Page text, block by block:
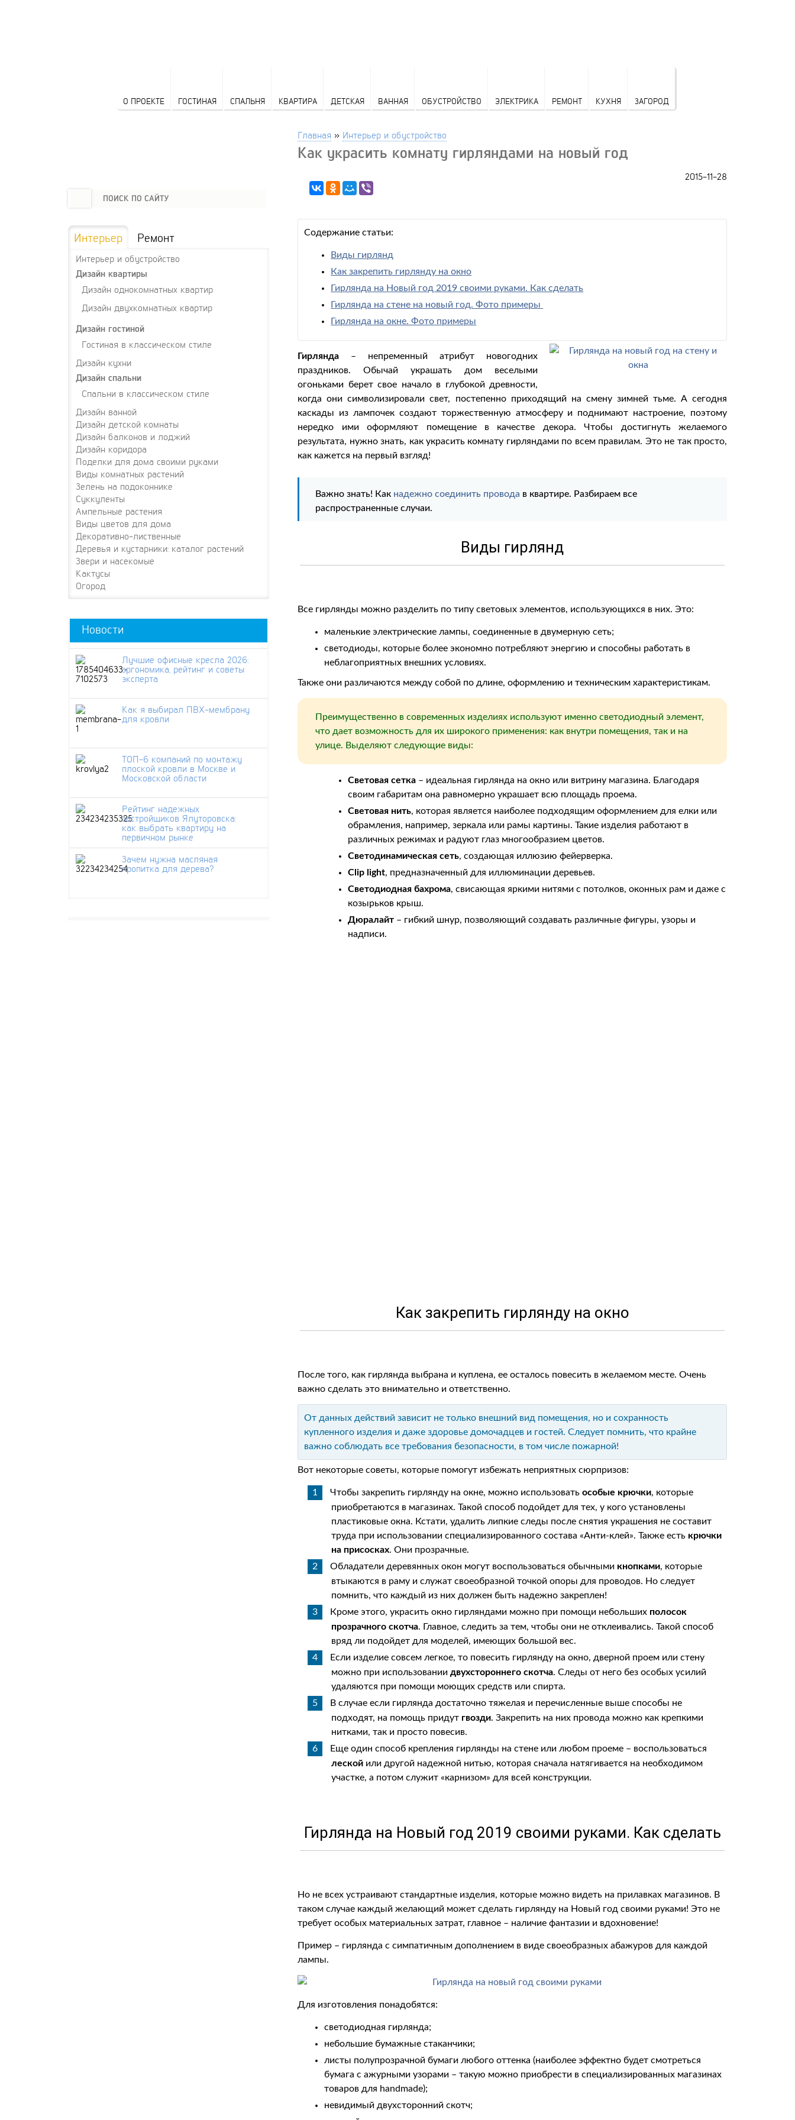
О ПРОЕКТЕ ГОСТИНАЯ СПАЛЬНЯ КВАРТИРА ДЕТСКАЯ ВАННАЯ ОБУСТРОЙСТВО ЭЛЕКТРИКА РЕМОНТ КУХНЯ ЗАГОРОД
Главная » Интерьер и обустройство
Как украсить комнату гирляндами на новый год
2015-11-28
Содержание статьи:
Виды гирлянд
Как закрепить гирлянду на окно
Гирлянда на Новый год 2019 своими руками. Как сделать
Гирлянда на стене на новый год. Фото примеры
Гирлянда на окне. Фото примеры
Гирлянда – непременный атрибут новогодних
праздников. Обычай украшать дом веселыми
огоньками берет свое начало в глубокой древности,
когда они символизировали свет, постепенно приходящий на смену зимней тьме. А сегодня
каскады из лампочек создают торжественную атмосферу и поднимают настроение, поэтому
нередко ими оформляют помещение в качестве декора. Чтобы достигнуть желаемого
результата, нужно знать, как украсить комнату гирляндами по всем правилам. Это не так просто,
как кажется на первый взгляд!
Важно знать! Как надежно соединить провода в квартире. Разбираем все
распространенные случаи.
Виды гирлянд
Все гирлянды можно разделить по типу световых элементов, использующихся в них. Это:
маленькие электрические лампы, соединенные в двумерную сеть;
светодиоды, которые более экономно потребляют энергию и способны работать в
неблагоприятных внешних условиях.
Также они различаются между собой по длине, оформлению и техническим характеристикам.
Преимущественно в современных изделиях используют именно светодиодный элемент,
что дает возможность для их широкого применения: как внутри помещения, так и на
улице. Выделяют следующие виды:
Световая сетка – идеальная гирлянда на окно или витрину магазина. Благодаря
своим габаритам она равномерно украшает всю площадь проема.
Световая нить, которая является наиболее подходящим оформлением для елки или
обрамления, например, зеркала или рамы картины. Такие изделия работают в
различных режимах и радуют глаз многообразием цветов.
Светодинамическая сеть, создающая иллюзию фейерверка.
Clip light, предназначенный для иллюминации деревьев.
Светодиодная бахрома, свисающая яркими нитями с потолков, оконных рам и даже с
козырьков крыш.
Дюралайт – гибкий шнур, позволяющий создавать различные фигуры, узоры и
надписи.
Как закрепить гирлянду на окно
После того, как гирлянда выбрана и куплена, ее осталось повесить в желаемом месте. Очень
важно сделать это внимательно и ответственно.
От данных действий зависит не только внешний вид помещения, но и сохранность
купленного изделия и даже здоровье домочадцев и гостей. Следует помнить, что крайне
важно соблюдать все требования безопасности, в том числе пожарной!
Вот некоторые советы, которые помогут избежать неприятных сюрпризов:
Чтобы закрепить гирлянду на окне, можно использоватьособые крючки, которые
приобретаются в магазинах. Такой способ подойдет для тех, у кого установлены
пластиковые окна. Кстати, удалить липкие следы после снятия украшения не составит
труда при использовании специализированного состава «Анти-клей». Также есть крючки
на присосках. Они прозрачные.
Обладатели деревянных окон могут воспользоваться обычными кнопками, которые
втыкаются в раму и служат своеобразной точкой опоры для проводов. Но следует
помнить, что каждый из них должен быть надежно закреплен!
Кроме этого, украсить окно гирляндами можно при помощи небольших полосок
прозрачного скотча. Главное, следить за тем, чтобы они не отклеивались. Такой способ
вряд ли подойдет для моделей, имеющих большой вес.
Если изделие совсем легкое, то повесить гирлянду на окно, дверной проем или стену
можно при использованиидвухстороннего скотча. Следы от него без особых усилий
удаляются при помощи моющих средств или спирта.
В случае если гирлянда достаточно тяжелая и перечисленные выше способы не
подходят, на помощь придут гвозди. Закрепить на них провода можно как крепкими
нитками, так и просто повесив.
Еще один способ крепления гирлянды на стене или любом проеме – воспользоваться
леской или другой надежной нитью, которая сначала натягивается на необходимом
участке, а потом служит «карнизом» для всей конструкции.
Гирлянда на Новый год 2019 своими руками. Как сделать
Но не всех устраивают стандартные изделия, которые можно видеть на прилавках магазинов. В
таком случае каждый желающий может сделать гирлянду на Новый год своими руками! Это не
требует особых материальных затрат, главное – наличие фантазии и вдохновение!
Пример – гирлянда с симпатичным дополнением в виде своеобразных абажуров для каждой
лампы.
Для изготовления понадобятся:
светодиодная гирлянда;
небольшие бумажные стаканчики;
листы полупрозрачной бумаги любого оттенка (наиболее эффектно будет смотреться
бумага с ажурными узорами – такую можно приобрести в специализированных магазинах
товаров для handmade);
невидимый двухсторонний скотч;
Интерьер Ремонт
Интерьер и обустройство
Дизайн квартиры
Дизайн однокомнатных квартир
Дизайн двухкомнатных квартир
Дизайн гостиной
Гостиная в классическом стиле
Дизайн кухни
Дизайн спальни
Спальни в классическом стиле
Дизайн ванной
Дизайн детской комнаты
Дизайн балконов и лоджий
Дизайн коридора
Поделки для дома своими руками
Виды комнатных растений
Зелень на подоконнике
Суккуленты
Ампельные растения
Виды цветов для дома
Декоративно-лиственные
Деревья и кустарники: каталог растений
Звери и насекомые
Кактусы
Огород
Новости
Лучшие офисные кресла 2026:
эргономика, рейтинг и советы
эксперта
Как я выбирал ПВХ-мембрану
для кровли
ТОП-6 компаний по монтажу
плоской кровли в Москве и
Московской области
Рейтинг надежных
застройщиков Ялуторовска:
как выбрать квартиру на
первичном рынке
Зачем нужна масляная
пропитка для дерева?